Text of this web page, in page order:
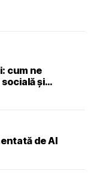
cum ne
și
de AI